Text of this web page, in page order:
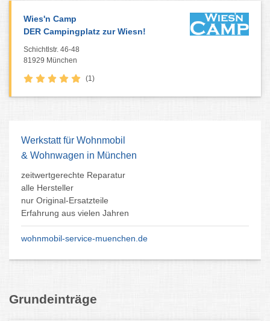
Wies'n Camp
DER Campingplatz zur Wiesn!
Schichtlstr. 46-48
81929 München
(1)
Werkstatt für Wohnmobil
& Wohnwagen in München
zeitwertgerechte Reparatur
alle Hersteller
nur Original-Ersatzteile
Erfahrung aus vielen Jahren
wohnmobil-service-muenchen.de
Grundeinträge